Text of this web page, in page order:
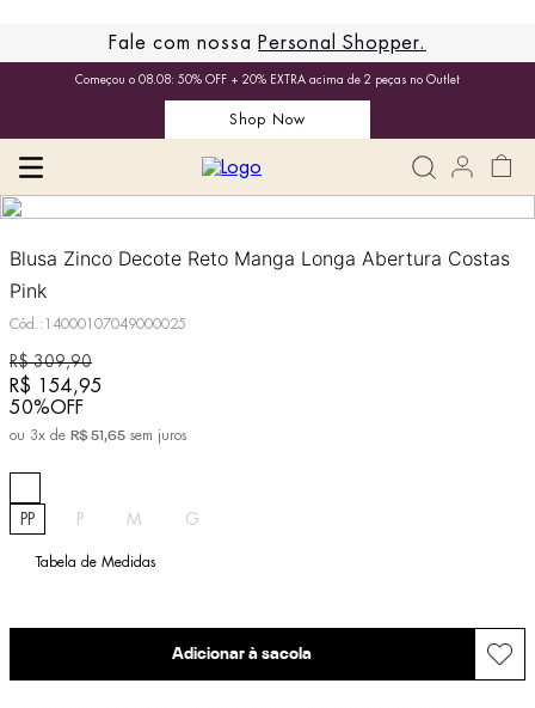
Fale com nossa Personal Shopper.
Começou o 08.08: 50% OFF + 20% EXTRA acima de 2 peças no Outlet
Shop Now
Blusa Zinco Decote Reto Manga Longa Abertura Costas
Pink
Cód. : 14000107049000025
R$ 309,90
R$ 154,95
50%OFF
ou 3x de R$ 51 ,65 sem juros
PP P M G
Tabela de Medidas
Adicionar à sacola